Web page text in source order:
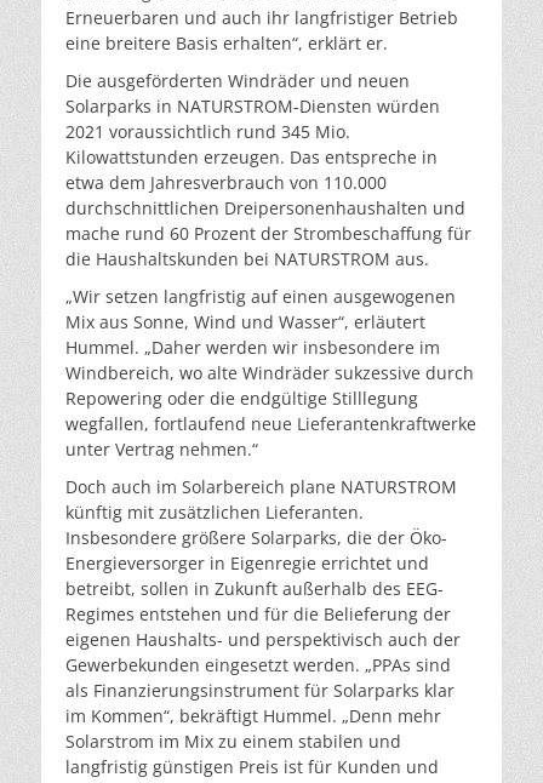
Erneuerbaren und auch ihr langfristiger Betrieb
eine breitere Basis erhalten“, erklärt er.
Die ausgeförderten Windräder und neuen
Solarparks in NATURSTROM-Diensten würden
2021 voraussichtlich rund 345 Mio.
Kilowattstunden erzeugen. Das entspreche in
etwa dem Jahresverbrauch von 110.000
durchschnittlichen Dreipersonenhaushalten und
mache rund 60 Prozent der Strombeschaffung für
die Haushaltskunden bei NATURSTROM aus.
„Wir setzen langfristig auf einen ausgewogenen
Mix aus Sonne, Wind und Wasser“, erläutert
Hummel. „Daher werden wir insbesondere im
Windbereich, wo alte Windräder sukzessive durch
Repowering oder die endgültige Stilllegung
wegfallen, fortlaufend neue Lieferantenkraftwerke
unter Vertrag nehmen.“
Doch auch im Solarbereich plane NATURSTROM
künftig mit zusätzlichen Lieferanten.
Insbesondere größere Solarparks, die der Öko-
Energieversorger in Eigenregie errichtet und
betreibt, sollen in Zukunft außerhalb des EEG-
Regimes entstehen und für die Belieferung der
eigenen Haushalts- und perspektivisch auch der
Gewerbekunden eingesetzt werden. „PPAs sind
als Finanzierungsinstrument für Solarparks klar
im Kommen“, bekräftigt Hummel. „Denn mehr
Solarstrom im Mix zu einem stabilen und
langfristig günstigen Preis ist für Kunden und